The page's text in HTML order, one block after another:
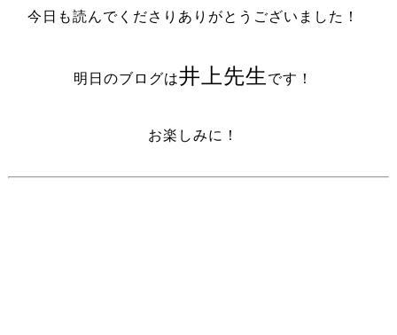
今日も読んでくださりありがとうございました！
明日のブログは井上先生 です！
お楽しみに！